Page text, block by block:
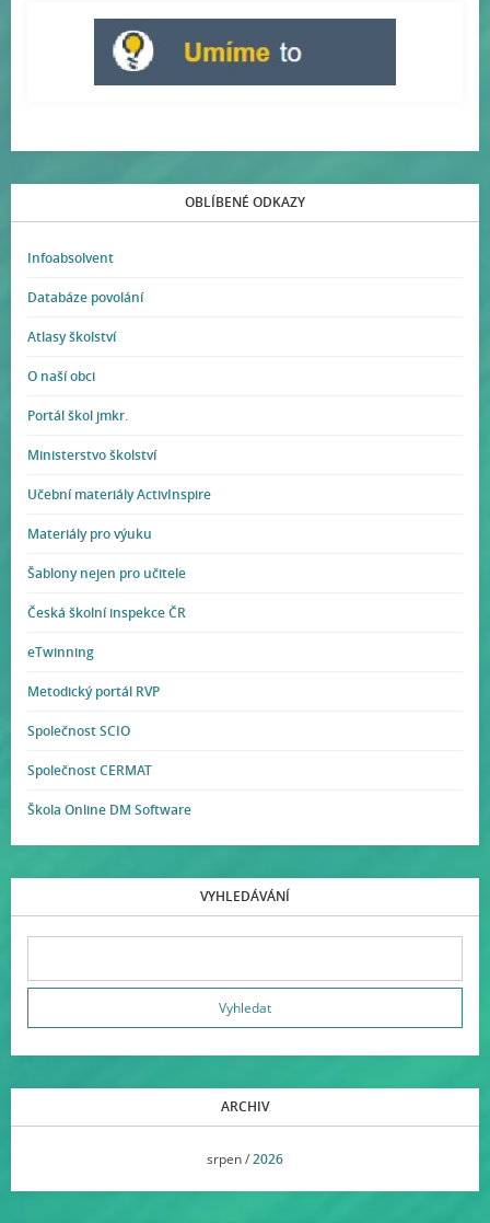
OBLÍBENÉ ODKAZY
Infoabsolvent
Databáze povolání
Atlasy školství
O naší obci
Portál škol jmkr.
Ministerstvo školství
Učební materiály ActivInspire
Materiály pro výuku
Šablony nejen pro učitele
Česká školní inspekce ČR
eTwinning
Metodický portál RVP
Společnost SCIO
Společnost CERMAT
Škola Online DM Software
VYHLEDÁVÁNÍ
ARCHIV
srpen /2026